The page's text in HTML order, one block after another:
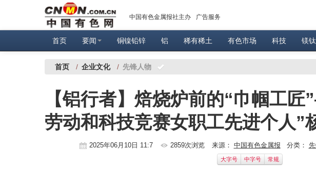
中国有色金属报社主办 广告服务
首页 要闻 铜镍铅锌 铝 稀有稀土 有色市场 科技 镁钛
首页 / 企业文化 / 先锋人物
【铝行者】焙烧炉前的“巾帼工
劳动和科技竞赛女职工先进个人”
2025年06月10日 11:7 2859次浏览 来源： 中国有色金属报 分类：
大字号 中字号 常规